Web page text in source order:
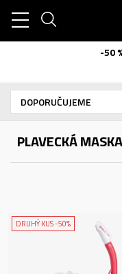
-50
PLAVECKÁ MASKA
DRUHÝ KUS -50%